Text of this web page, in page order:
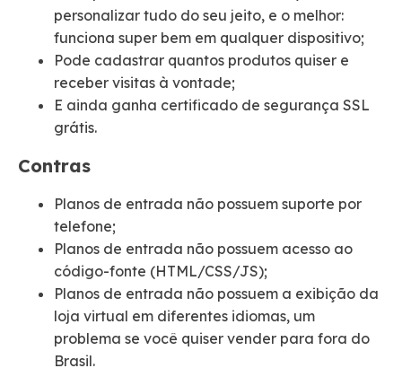
personalizar tudo do seu jeito, e o melhor:
funciona super bem em qualquer dispositivo;
Pode cadastrar quantos produtos quiser e
receber visitas à vontade;
E ainda ganha certificado de segurança SSL
grátis.
Contras
Planos de entrada não possuem suporte por
telefone;
Planos de entrada não possuem acesso ao
código-fonte (HTML/CSS/JS);
Planos de entrada não possuem a exibição da
loja virtual em diferentes idiomas, um
problema se você quiser vender para fora do
Brasil.